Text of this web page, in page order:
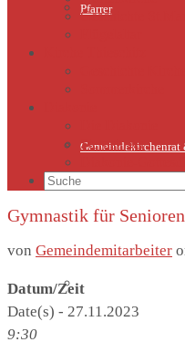
Pfarrer
Gemeindeleben
Geschichte
Sternsinger
Suche
Gymnastik für Senioren
von Gemeindemitarbeiter
Datum/Zeit
Date(s) - 27.11.2023
9:30